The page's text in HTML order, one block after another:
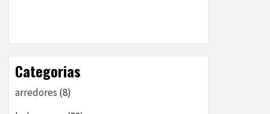
Categorias
arredores (8)